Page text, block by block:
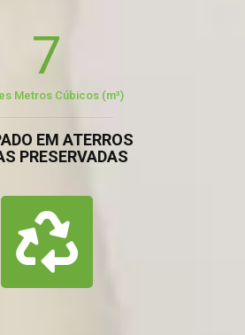
7
Metros Cúbicos (m³)
EM ATERROS
PRESERVADAS